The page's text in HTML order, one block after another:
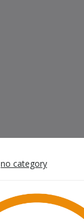
no category